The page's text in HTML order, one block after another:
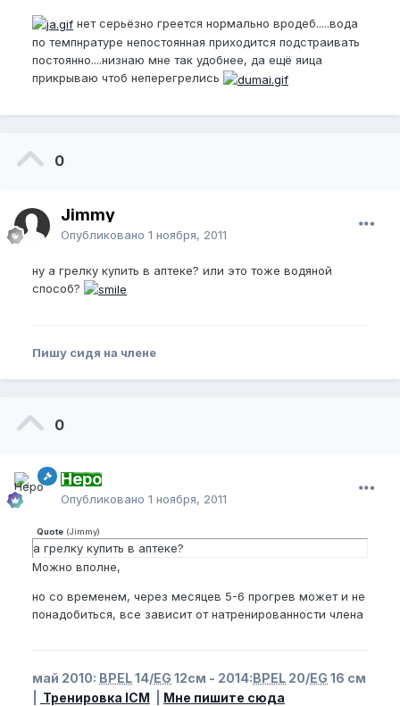
нет серьёзно греется нормально вродеб.....вода
по темпнратуре непостоянная приходится подстраивать
постоянно....низнаю мне так удобнее, да ещё яица
прикрываю чтоб неперегрелись
0
Jimmy
Опубликовано 1 ноября, 2011
ну а грелку купить в аптеке? или это тоже водяной
способ?
Пишу сидя на члене
0
Неро
Опубликовано 1 ноября, 2011
Quote (Jimmy)
а грелку купить в аптеке?
Можно вполне,
но со временем, через месяцев 5-6 прогрев может и не
понадобиться, все зависит от натренированности члена
май 2010: BPEL14/EG 12см - 2014:BPEL 20/EG 16 см
Тренировка ICM Мне пишите сюда